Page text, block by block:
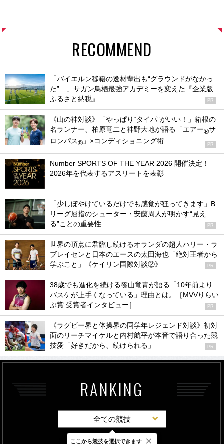
RECOMMEND
「バイエルン移籍の逸材輩出も“グラウンドがなかっ
た”…」サガン鳥栖最強アカデミーを変えた『企業版
ふるさと納税』
PR
《山の神対談》「やっぱり“タイパ”がいい！」箱根の
名ランナー、柏原竜二と神野大地が語る「エアー®サ
ロンパス® 」×コンディショニング術 PR
Number SPORTS OF THE YEAR 2026 開催決定！
2026年を代表するアスリートを表彰
「少しぼやけているだけでも感覚が狂ってきます」B
リーグ屈指のシューター・安藤周人が明かす“見え
る”ことの重要性
PR
世界の頂点に君臨し続けるオランダの超人ハリー・ラ
ブレイセンと日本のエースの太田海也「絶対王者から
学ぶこと」《ケイリン国際対談②》
PR
38歳でも進化を続ける篠山竜青が語る「10年前より
バスケが上手くなっている」理由とは。［MVVりらい
ぶ賞 受賞者インタビュー］
PR
《ラグビー界と体操界の同学年レジェンド対談》初対
面のリーチマイケルと内村航平が本音で語り合った競
技愛「好きだから、続けられる」
PR
RANKING
全ての競技
ここから競技を選択できます ×